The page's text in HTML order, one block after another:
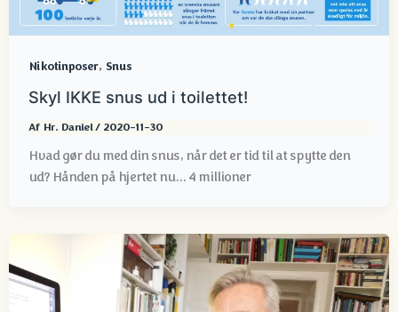
Nikotinposer, Snus
Skyl IKKE snus ud i toilettet!
Af Hr. Daniel / 2020-11-30
Hvad gør du med din snus, når det er tid til at spytte den
ud? Hånden på hjertet nu... 4 millioner